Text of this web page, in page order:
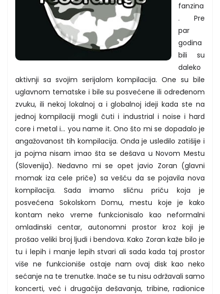
fanzina
. Pre
par
godina
bili su
daleko
aktivnji sa svojim serijalom kompilacija. One su bile
uglavnom tematske i bile su posvećene ili određenom
zvuku, ili nekoj lokalnoj a i globalnoj ideji kada ste na
jednoj kompilaciji mogli čuti i industrial i noise i hard
core i metal i... you name it. Ono što mi se dopadalo je
angažovanost tih kompilacija. Onda je usledilo zatišije i
ja pojma nisam imao šta se dešava u Novom Mestu
(Slovenija). Nedavno mi se opet javio Zoran (glavni
momak iza cele priče) sa vešću da se pojavila nova
kompilacija. Sada imamo sličnu priču koja je
posvećena Sokolskom Domu, mestu koje je kako
kontam neko vreme funkcionisalo kao neformalni
omladinski centar, autonomni prostor kroz koji je
prošao veliki broj ljudi i bendova. Kako Zoran kaže bilo je
tu i lepih i manje lepih stvari ali sada kada taj prostor
više ne funkcioniše ostaje nam ovaj disk kao neko
sećanje na te trenutke. Inače se tu nisu održavali samo
koncerti, već i drugačija dešavanja, tribine, radionice